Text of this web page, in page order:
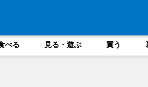
べる 見る・遊ぶ 買う